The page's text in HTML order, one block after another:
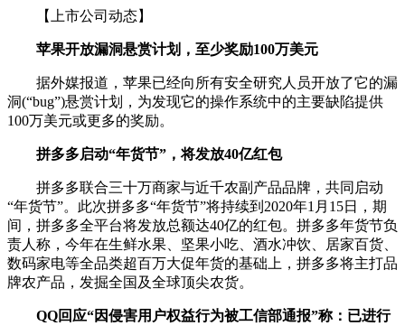
【上市公司动态】
苹果开放漏洞悬赏计划，至少奖励100万美元
据外媒报道，苹果已经向所有安全研究人员开放了它的漏
洞(“bug”)悬赏计划，为发现它的操作系统中的主要缺陷提供
100万美元或更多的奖励。
拼多多启动“年货节”，将发放40亿红包
拼多多联合三十万商家与近千农副产品品牌，共同启动
“年货节”。此次拼多多“年货节”将持续到2020年1月15日，期
间，拼多多全平台将发放总额达40亿的红包。拼多多年货节负
责人称，今年在生鲜水果、坚果小吃、酒水冲饮、居家百货、
数码家电等全品类超百万大促年货的基础上，拼多多将主打品
牌农产品，发掘全国及全球顶尖农货。
QQ回应“因侵害用户权益行为被工信部通报”称：已进行